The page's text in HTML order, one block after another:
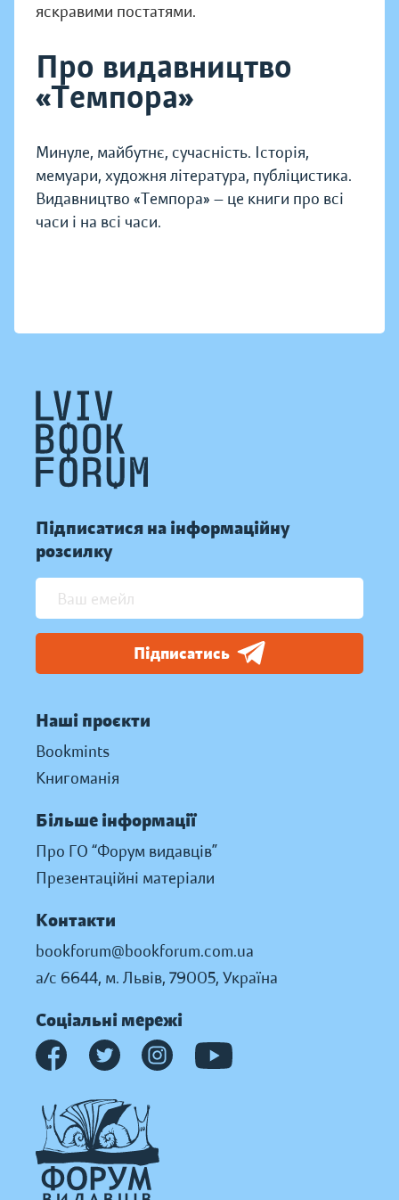
яскравими постатями.
Про видавництво
«Темпора»
Минуле, майбутнє, сучасність. Історія,
мемуари, художня література, публіцистика.
Видавництво «Темпора» — це книги про всі
часи і на всі часи.
Підписатися на інформаційну
розсилку
Підписатись
Наші проєкти
Bookmints
Книгоманія
Більше інформації
Про ГО “Форум видавців”
Презентаційні матеріали
Контакти
bookforum@bookforum.com.ua
а/с 6644, м. Львів, 79005, Україна
Соціальні мережі